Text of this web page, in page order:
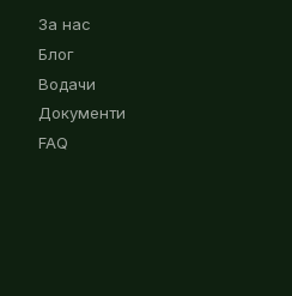
За нас
Блог
Водачи
Документи
FAQ